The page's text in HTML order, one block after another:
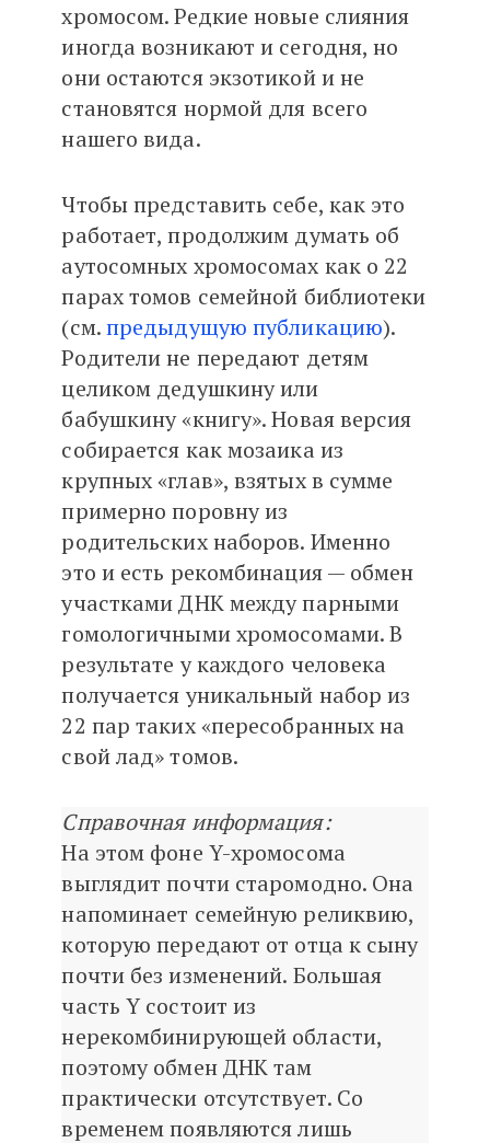
хромосом. Редкие новые слияния
иногда возникают и сегодня, но
они остаются экзотикой и не
становятся нормой для всего
нашего вида.
Чтобы представить себе, как это
работает, продолжим думать об
аутосомных хромосомах как о 22
парах томов семейной библиотеки
(см.предыдущую публикацию).
Родители не передают детям
целиком дедушкину или
бабушкину «книгу». Новая версия
собирается как мозаика из
крупных «глав», взятых в сумме
примерно поровну из
родительских наборов. Именно
это и есть рекомбинация — обмен
участками ДНК между парными
гомологичными хромосомами. В
результате у каждого человека
получается уникальный набор из
22 пар таких «пересобранных на
свой лад» томов.
Справочная информация:
На этом фоне Y-хромосома
выглядит почти старомодно. Она
напоминает семейную реликвию,
которую передают от отца к сыну
почти без изменений. Большая
часть Y состоит из
нерекомбинирующей области,
поэтому обмен ДНК там
практически отсутствует. Со
временем появляются лишь